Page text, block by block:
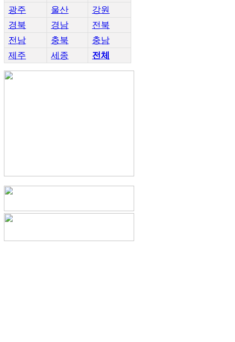
광주
울산
강원
경북
경남
전북
전남
충북
충남
제주
세종 전체